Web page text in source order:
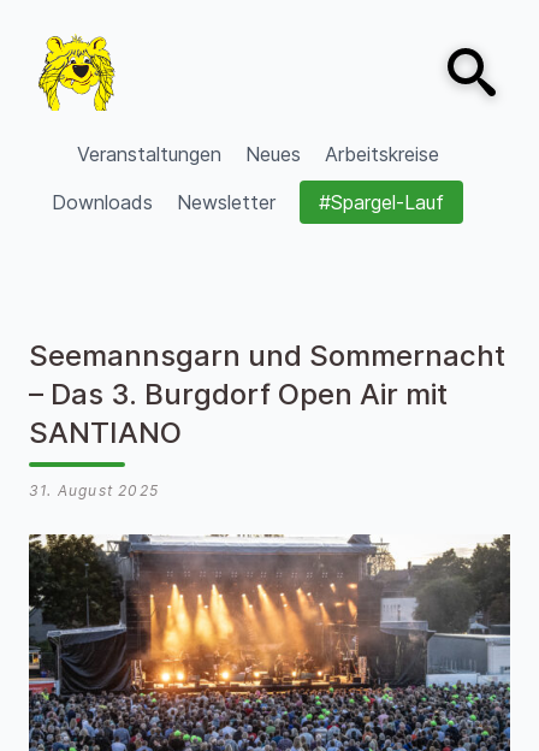
VVV Burgdorf
Veranstaltungen Neues
Arbeitskreise
Downloads
Newsletter #Spargel-Lauf
Open
Seemannsgarn und Sommernacht
– Das 3. Burgdorf Open Air mit
SANTIANO
31. August 2025